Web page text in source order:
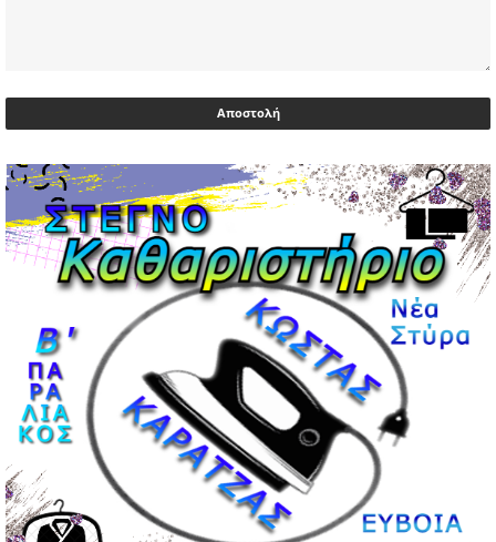
και Ολυμπιακού
02/05/2026 | 20:28
Περιστέρι: Ένταση μεταξύ ανηλίκων άφησε δύο
15χρονους τραυματίες
02/05/2026 | 18:56
Ηνωμένα Αραβικά Εμιράτα: Αίρουν τους περιορισμούς
στον εναέριο χώρο
02/05/2026 | 17:16
Η Αθηνά Λινού αφήνει ανοιχτό το ενδεχόμενο ένταξης
στον νέο πολιτικό φορέα Τσίπρα
02/05/2026 | 17:01
Αταμάν: Κανείς δεν έχει δικαίωμα να μιλά για τον πρόεδρο
και την οικογένειά του
02/05/2026 | 15:59